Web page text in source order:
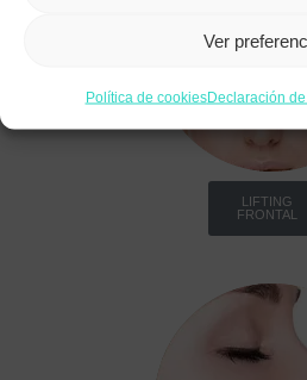
Ver
Política de cookiesDeclaración
LIFTING
FRONTAL